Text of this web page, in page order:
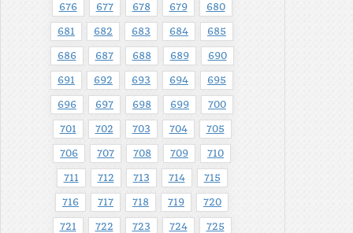
676 677 678 679 680
681 682 683 684 685
686 687 688 689 690
691 692 693 694 695
696 697 698 699 700
701 702 703 704 705
706 707 708 709 710
711 712 713 714 715
716 717 718 719 720
721 722 723 724 725